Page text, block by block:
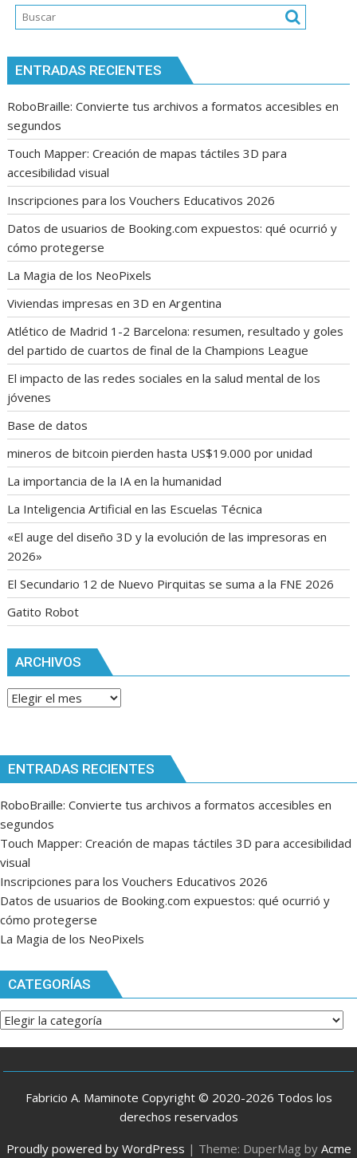
por
tema
ENTRADAS RECIENTES
RoboBraille: Convierte tus archivos a formatos accesibles en
segundos
Touch Mapper: Creación de mapas táctiles 3D para
accesibilidad visual
Inscripciones para los Vouchers Educativos 2026
Datos de usuarios de Booking.com expuestos: qué ocurrió y
cómo protegerse
La Magia de los NeoPixels
Viviendas impresas en 3D en Argentina
Atlético de Madrid 1-2 Barcelona: resumen, resultado y goles
del partido de cuartos de final de la Champions League
El impacto de las redes sociales en la salud mental de los
jóvenes
Base de datos
mineros de bitcoin pierden hasta US$19.000 por unidad
La importancia de la IA en la humanidad
La Inteligencia Artificial en las Escuelas Técnica
«El auge del diseño 3D y la evolución de las impresoras en
2026»
El Secundario 12 de Nuevo Pirquitas se suma a la FNE 2026
Gatito Robot
ARCHIVOS
Archivos
ENTRADAS RECIENTES
RoboBraille: Convierte tus archivos a formatos accesibles en
segundos
Touch Mapper: Creación de mapas táctiles 3D para accesibilidad
visual
Inscripciones para los Vouchers Educativos 2026
Datos de usuarios de Booking.com expuestos: qué ocurrió y
cómo protegerse
La Magia de los NeoPixels
CATEGORÍAS
Categorías
Fabricio A. Maminote Copyright © 2020-2026 Todos los
derechos reservados
Proudly powered by WordPress | Theme: DuperMag by Acme